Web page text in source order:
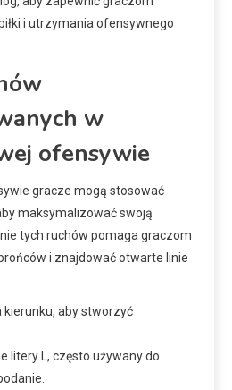
i utrzymania ofensywnego
w
ofensywie
gracze mogą stosować
maksymalizować swoją
tych ruchów pomaga graczom
i znajdować otwarte linie
aby stworzyć
litery L, często używany do